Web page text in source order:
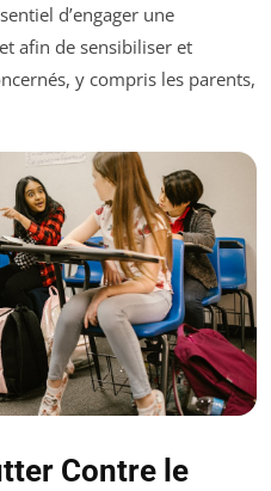
d’engager une
afin de sensibiliser et
y compris les parents,
Contre le